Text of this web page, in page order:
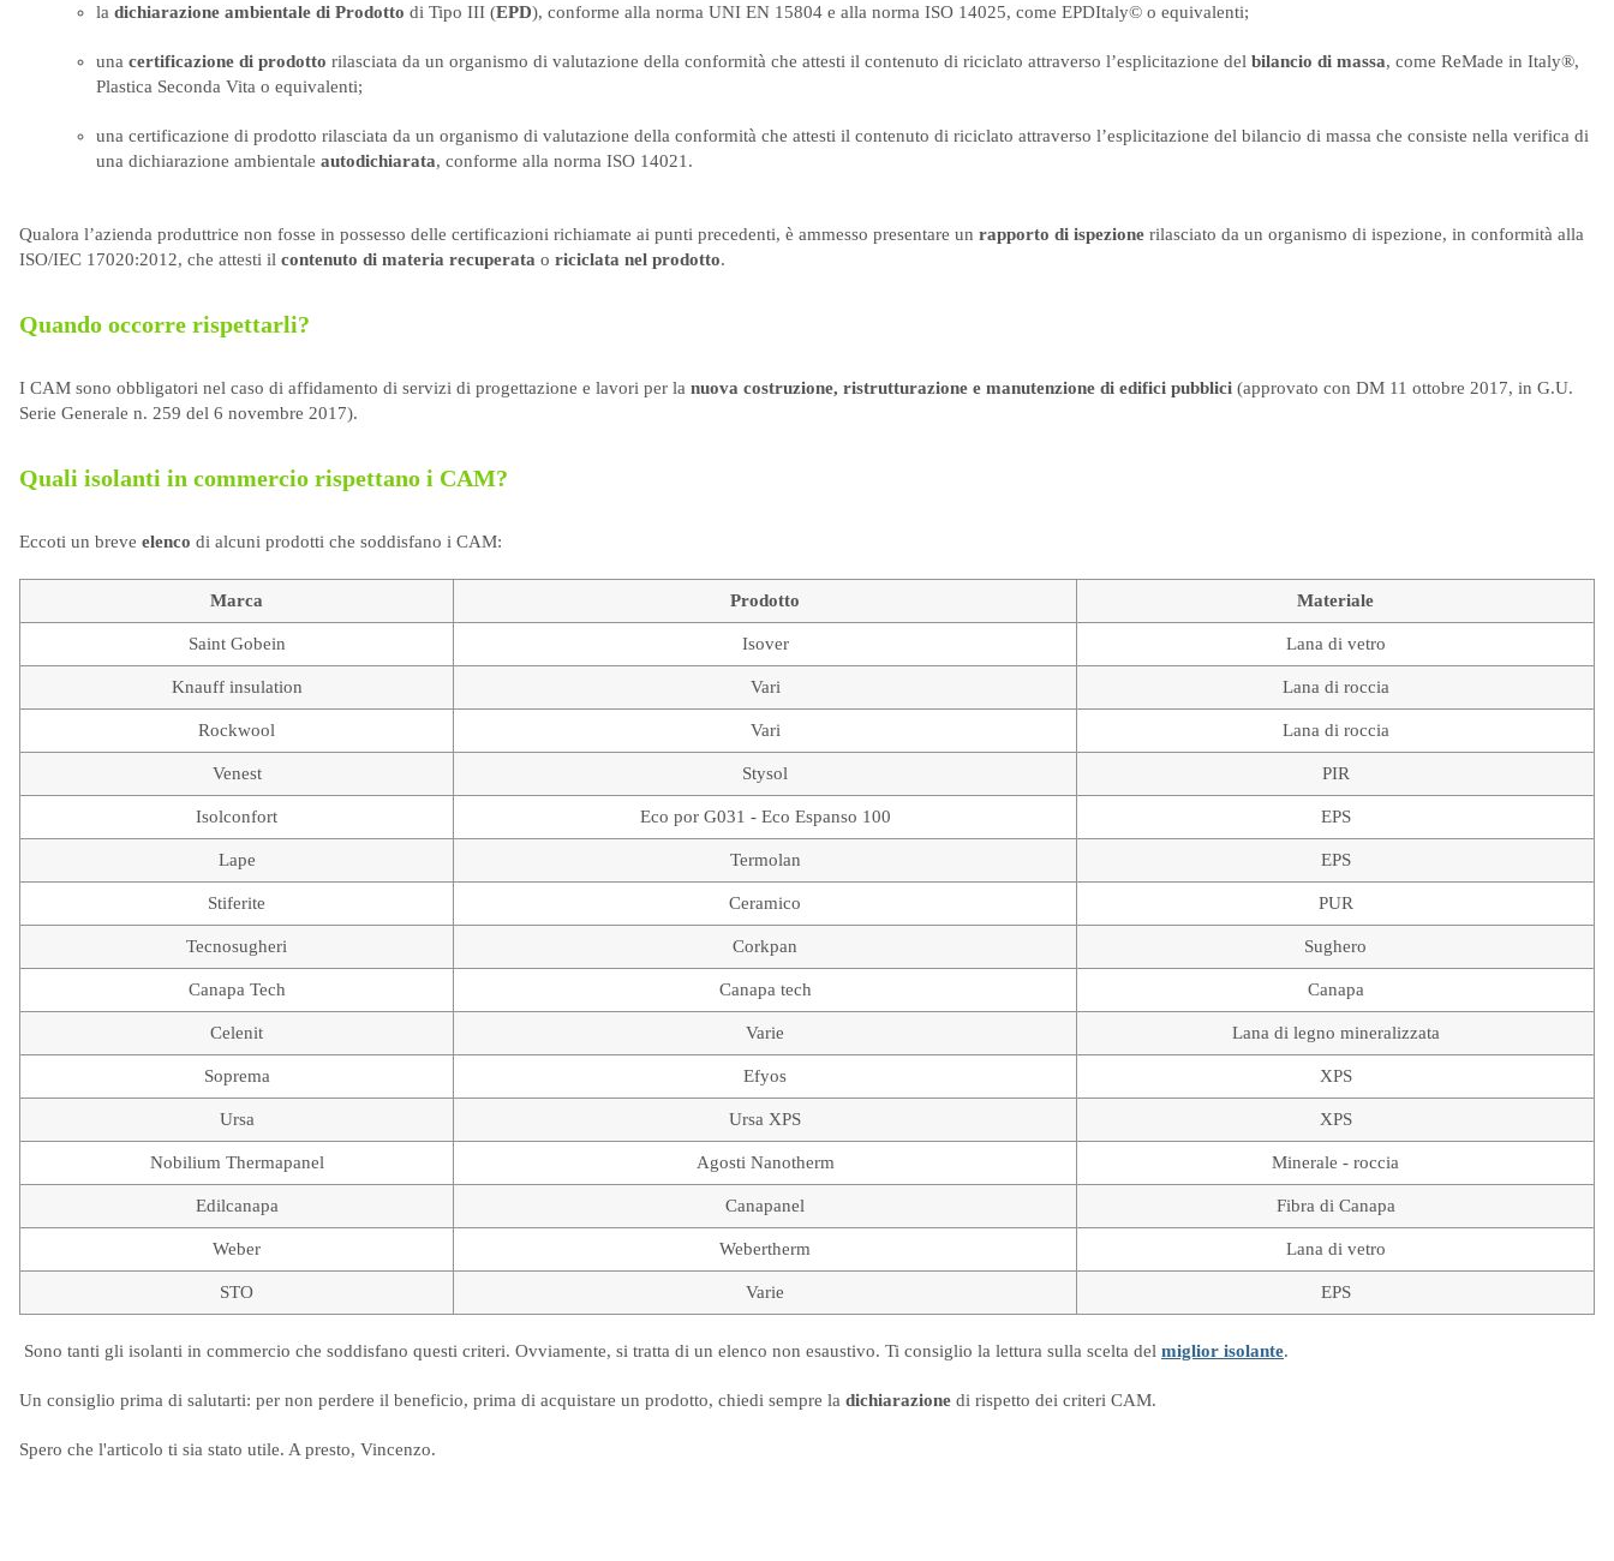
la dichiarazione ambientale di Prodotto di Tipo III (EPD), conforme alla norma UNI EN 15804 e alla norma ISO 14025, come EPDItaly© o equivalenti;
una certificazione di prodotto rilasciata da un organismo di valutazione della conformità che attesti il contenuto di riciclato attraverso l’esplicitazione del bilancio di massa, come ReMade in Italy®,
Plastica Seconda Vita o equivalenti;
una certificazione di prodotto rilasciata da un organismo di valutazione della conformità che attesti il contenuto di riciclato attraverso l’esplicitazione del bilancio di massa che consiste nella verifica di
una dichiarazione ambientale autodichiarata, conforme alla norma ISO 14021.
Qualora l’azienda produttrice non fosse in possesso delle certificazioni richiamate ai punti precedenti, è ammesso presentare un rapporto di ispezione rilasciato da un organismo di ispezione, in conformità alla
ISO/IEC 17020:2012, che attesti il contenuto di materia recuperata o riciclata nel prodotto.
Quando occorre rispettarli?
I CAM sono obbligatori nel caso di affidamento di servizi di progettazione e lavori per la nuova costruzione, ristrutturazione e manutenzione di edifici pubblici (approvato con DM 11 ottobre 2017, in G.U.
Serie Generale n. 259 del 6 novembre 2017).
Quali isolanti in commercio rispettano i CAM?
Eccoti un breve elenco di alcuni prodotti che soddisfano i CAM:
Marca Prodotto Materiale
Saint Gobein Isover Lana di vetro
Knauff insulation Vari Lana di roccia
Rockwool Vari Lana di roccia
Venest Stysol PIR
Isolconfort Eco por G031 - Eco Espanso 100 EPS
Lape Termolan EPS
Stiferite Ceramico PUR
Tecnosugheri Corkpan Sughero
Canapa Tech Canapa tech Canapa
Celenit Varie Lana di legno mineralizzata
Soprema Efyos XPS
Ursa Ursa XPS XPS
Nobilium Thermapanel Agosti Nanotherm Minerale - roccia
Edilcanapa Canapanel Fibra di Canapa
Weber Webertherm Lana di vetro
STO Varie EPS
Sono tanti gli isolanti in commercio che soddisfano questi criteri. Ovviamente, si tratta di un elenco non esaustivo. Ti consiglio la lettura sulla scelta del miglior isolante.
Un consiglio prima di salutarti: per non perdere il beneficio, prima di acquistare un prodotto, chiedi sempre la dichiarazione di rispetto dei criteri CAM.
Spero che l'articolo ti sia stato utile. A presto, Vincenzo.